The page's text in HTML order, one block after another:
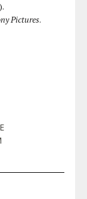
Pictures.